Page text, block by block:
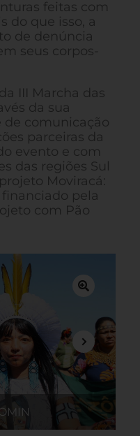
feitas com
do que isso, a
de denúncia
seus corpos-
III Marcha das
da sua
de comunicação
parceiras da
evento e com
das regiões Sul
Moviracá:
pela
com Pão